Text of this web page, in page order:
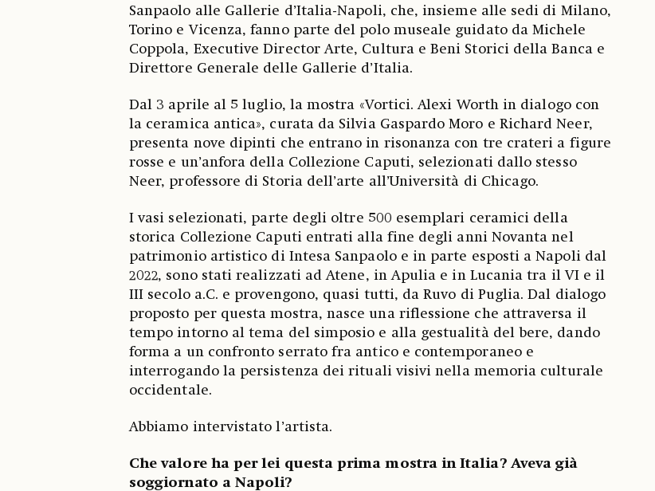
Sanpaolo alle Gallerie d’Italia-Napoli, che, insieme alle sedi di Milano,
Torino e Vicenza, fanno parte del polo museale guidato da Michele
Coppola, Executive Director Arte, Cultura e Beni Storici della Banca e
Direttore Generale delle Gallerie d’Italia.
Dal 3 aprile al 5 luglio, la mostra «Vortici. Alexi Worth in dialogo con
la ceramica antica», curata da Silvia Gaspardo Moro e Richard Neer,
presenta nove dipinti che entrano in risonanza con tre crateri a figure
rosse e un’anfora della Collezione Caputi, selezionati dallo stesso
Neer, professore di Storia dell’arte all’Università di Chicago.
I vasi selezionati, parte degli oltre 500 esemplari ceramici della
storica Collezione Caputi entrati alla fine degli anni Novanta nel
patrimonio artistico di Intesa Sanpaolo e in parte esposti a Napoli dal
2022, sono stati realizzati ad Atene, in Apulia e in Lucania tra il VI e il
III secolo a.C. e provengono, quasi tutti, da Ruvo di Puglia. Dal dialogo
proposto per questa mostra, nasce una riflessione che attraversa il
tempo intorno al tema del simposio e alla gestualità del bere, dando
forma a un confronto serrato fra antico e contemporaneo e
interrogando la persistenza dei rituali visivi nella memoria culturale
occidentale.
Abbiamo intervistato l’artista.
Che valore ha per lei questa prima mostra in Italia? Aveva già
soggiornato a Napoli?